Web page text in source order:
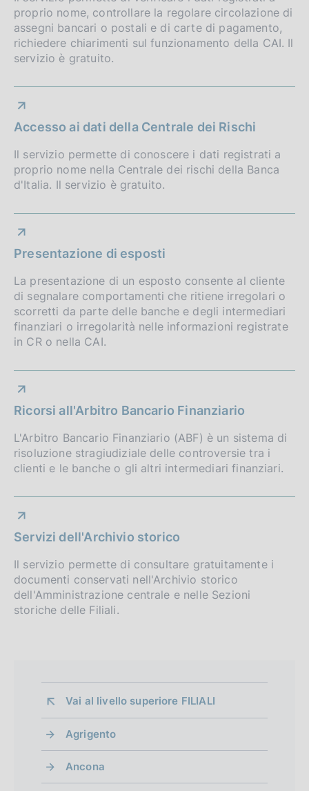
proprio nome, controllare la regolare circolazione di
assegni bancari o postali e di carte di pagamento,
richiedere chiarimenti sul funzionamento della CAI. Il
servizio è gratuito.
Accesso ai dati della Centrale dei Rischi
Il servizio permette di conoscere i dati registrati a
proprio nome nella Centrale dei rischi della Banca
d'Italia. Il servizio è gratuito.
Presentazione di esposti
La presentazione di un esposto consente al cliente
di segnalare comportamenti che ritiene irregolari o
scorretti da parte delle banche e degli intermediari
finanziari o irregolarità nelle informazioni registrate
in CR o nella CAI.
Ricorsi all'Arbitro Bancario Finanziario
L'Arbitro Bancario Finanziario (ABF) è un sistema di
risoluzione stragiudiziale delle controversie tra i
clienti e le banche o gli altri intermediari finanziari.
Servizi dell'Archivio storico
Il servizio permette di consultare gratuitamente i
documenti conservati nell'Archivio storico
dell'Amministrazione centrale e nelle Sezioni
storiche delle Filiali.
Vai al livello superiore FILIALI
Agrigento
Ancona